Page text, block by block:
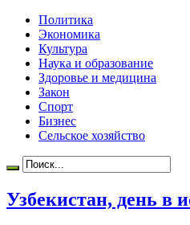
Политика
Экономика
Культура
Наука и образование
Здоровье и медицина
Закон
Спорт
Бизнес
Сельское хозяйство
Узбекистан, день в